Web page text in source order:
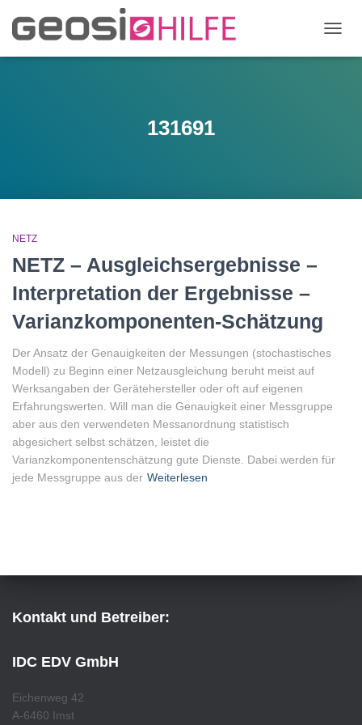
131691
NETZ
NETZ – Ausgleichsergebnisse –
Interpretation der Ergebnisse –
Varianzkomponenten-Schätzung
Der Ansatz der Genauigkeiten der Messungen (stochastisches
Modell) zu Beginn einer Netzausgleichung beruht meist auf
Werksangaben der Gerätehersteller oder oft auf eigenen
Erfahrungswerten. Will man die Genauigkeit einer Messgruppe
aber aus den verwendeten Messanordnung statistisch
abgesichert selbst schätzen, leistet die
Varianzkomponentenschätzung gute Dienste. Dabei werden für
jede Messgruppe aus der Weiterlesen
Kontakt und Betreiber:
IDC EDV GmbH
Eichenweg 42
A-6460 Imst